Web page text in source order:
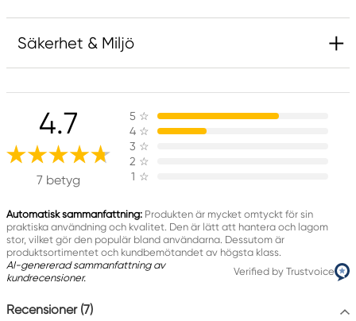
Säkerhet & Miljö
Ansvarig EU
Panduro Hobby
Panduro
205 14 Malmö, Sweden
www.panduro.com
4.7
7 betyg
5 ☆
4 ☆
3 ☆
2 ☆
1 ☆
Automatisk sammanfattning: Produkten är mycket omtyckt för sin
praktiska användning och kvalitet. Den är lätt att hantera och lagom
stor, vilket gör den populär bland användarna. Dessutom är
produktsortimentet och kundbemötandet av högsta klass.
AI-genererad sammanfattning av
kundrecensioner.
Verified by Trustvoice
Recensioner (7)